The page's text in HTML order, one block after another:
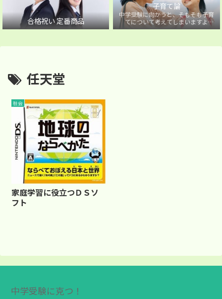
合格祝い 定番商品
子育て論
中学受験に向かうと、そもそも子育
てについて考えてしまいますよ
ね・・・。中学受験に向かうお子様
任天堂
社会
家庭学習に役立つＤＳソ
フト
中学受験に克つ！